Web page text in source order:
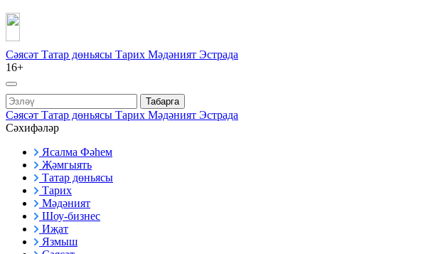
Сәясәт Татар дөньясы Тарих Мәдәният Эстрада
16+
Табарга
Сәясәт Татар дөньясы Тарих Мәдәният Эстрада
Сәхифәләр
Ясалма Фәһем
Җәмгыять
Татар дөньясы
Тарих
Мәдәният
Шоу-бизнес
Иҗат
Язмыш